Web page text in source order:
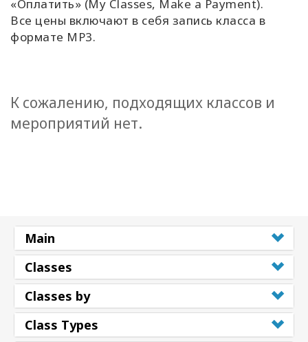
«Оплатить» (My Classes, Make a Payment).
Все цены включают в себя запись класса в
формате MP3.
К сожалению, подходящих классов и
мероприятий нет.
Main
Classes
Classes by
Class Types